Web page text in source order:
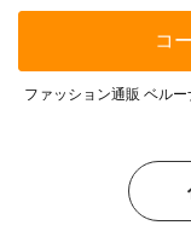
コ
ファッション通販 ベルー